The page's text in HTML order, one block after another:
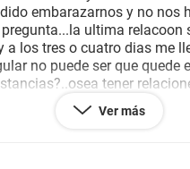
embarazarnos y no nos
ultima relacoon
a los tres o cuatro dias me
no puede ser que quede
tener
el periodo y no darme
mucho padesco de dolor
despues de unas horas se
Ver más